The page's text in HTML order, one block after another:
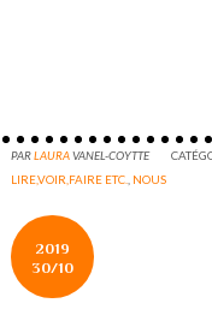
PARLAURAVANEL-COYTTE
LIRE,VOIR,FAIRE ETC. NOUS
2019
30/10